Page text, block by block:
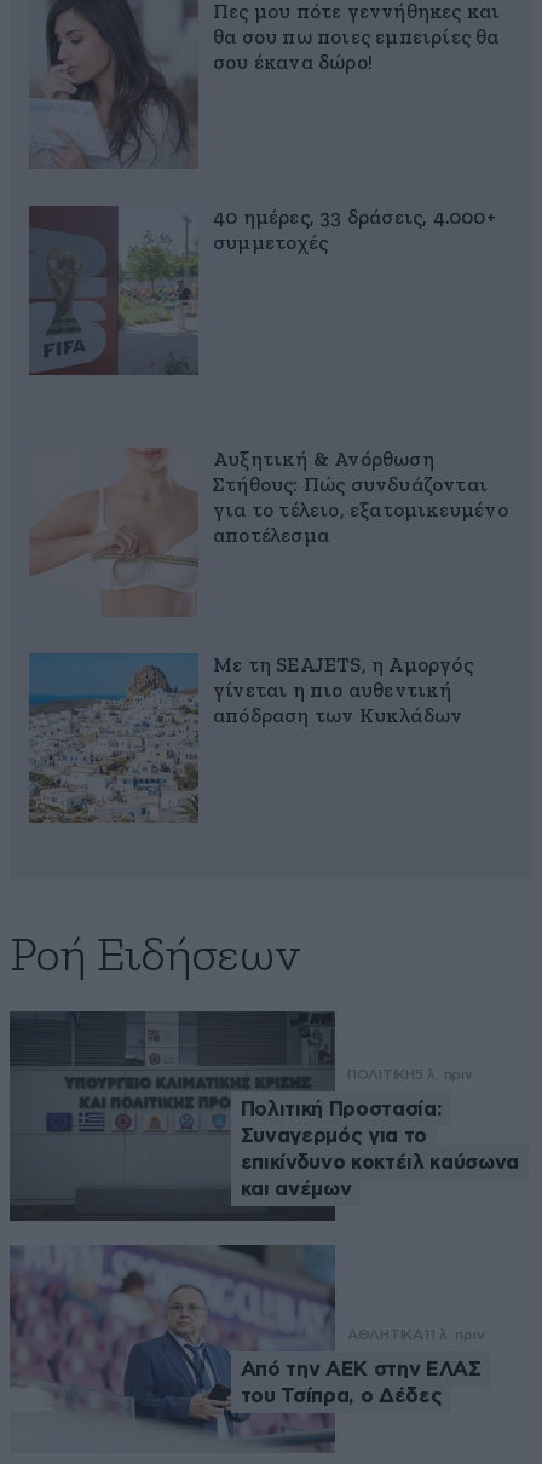
Πες μου πότε γεννήθηκες και
θα σου πω ποιες εμπειρίες θα
σου έκανα δώρο!
40 ημέρες, 33 δράσεις, 4.000+
συμμετοχές
Αυξητική & Ανόρθωση
Στήθους: Πώς συνδυάζονται
για το τέλειο, εξατομικευμένο
αποτέλεσμα
Με τη SEAJETS, η Αμοργός
γίνεται η πιο αυθεντική
απόδραση των Κυκλάδων
Ροή Ειδήσεων
ΠΟΛΙΤΙΚΗ5 λ. πριν
Πολιτική Προστασία:
Συναγερμός για το
επικίνδυνο κοκτέιλ καύσωνα
και ανέμων
ΑΘΛΗΤΙΚΑ 11 λ. πριν
Από την ΑΕΚ στην ΕΛΑΣ
του Τσίπρα, ο Δέδες